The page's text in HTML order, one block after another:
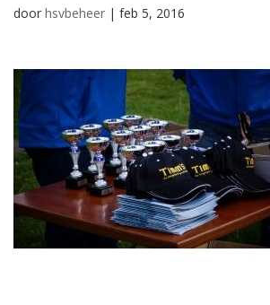
door hsvbeheer| feb 5, 2016